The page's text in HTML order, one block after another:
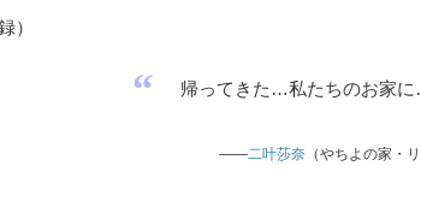
）
“ 帰ってきた…私たちのお家
——二叶莎奈（やちよの家・リ